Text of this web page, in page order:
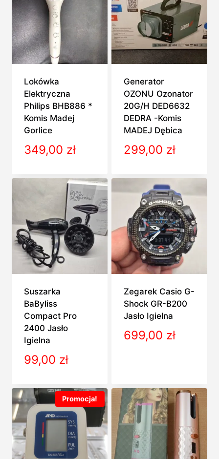
Lokówka
Elektryczna
Philips BHB886 *
Komis Madej
Gorlice
349,00 zł
Generator
OZONU Ozonator
20G/H DED6632
DEDRA -Komis
MADEJ Dębica
299,00 zł
Suszarka
BaByliss
Compact Pro
2400 Jasło
Igielna
99,00 zł
Zegarek Casio G-
Shock GR-B200
Jasło Igielna
699,00 zł
Promocja!